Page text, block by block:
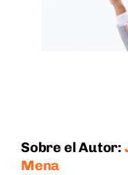
Sobre el Autor:
Mena